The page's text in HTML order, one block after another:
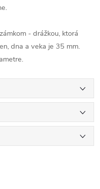
- drážkou, ktorá
dna a veka je 35 mm.